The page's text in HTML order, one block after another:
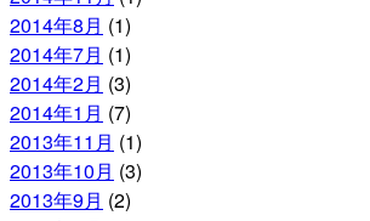
2014年8月 (1)
2014年7月 (1)
2014年2月 (3)
2014年1月 (7)
2013年11月 (1)
2013年10月 (3)
2013年9月 (2)